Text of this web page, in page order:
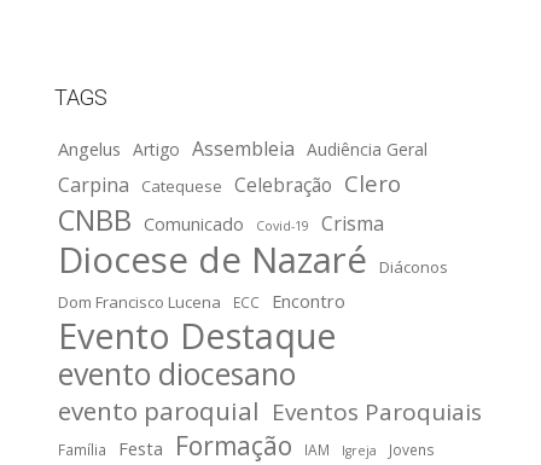
TAGS
Angelus Artigo Assembleia Audiência Geral
Carpina Catequese Celebração Clero
CNBB Comunicado Covid-19 Crisma
Diocese de Nazaré
Diáconos
Dom Francisco Lucena
ECC Encontro
Evento Destaque
evento diocesano
evento paroquial Eventos Paroquiais
Família Festa Formação IAM Igreja Jovens